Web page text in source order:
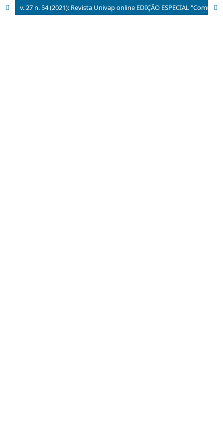
v. 27 n. 54 (2021): Revista Univap online EDIÇÃO ESPECIAL "Comunicação Social - Várias plataformas e múltiplas vozes: do off-line ao on-line" - ISSN 2237-1753